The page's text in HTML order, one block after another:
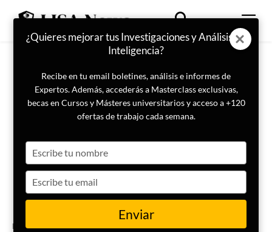
Portada Actualidad
¿Quieres mejorar tus Investigaciones y Análisis de
Inteligencia?
Recibe en tu email boletines, análisis e informes de
Expertos. Además, accederás a Masterclass exclusivas,
becas en Cursos y Másteres universitarios y acceso a +120
ofertas de trabajo cada semana.
your
name
your
email
Enviar